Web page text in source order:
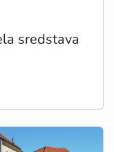
sredstava